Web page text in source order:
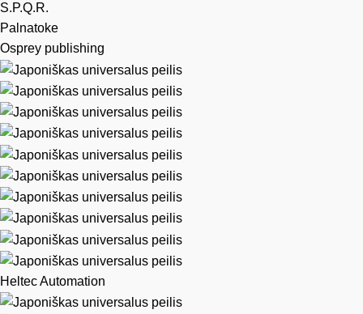
S.P.Q.R.
Palnatoke
Osprey publishing
Heltec Automation